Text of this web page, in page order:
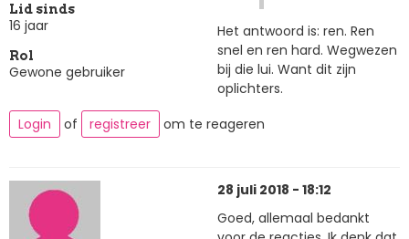
Lid sinds
16 jaar
Rol
Gewone gebruiker
Het antwoord is: ren. Ren
snel en ren hard. Wegwezen
bij die lui. Want dit zijn
oplichters.
Login
of registreer om te reageren
28 juli 2018 - 18:12
Goed, allemaal bedankt